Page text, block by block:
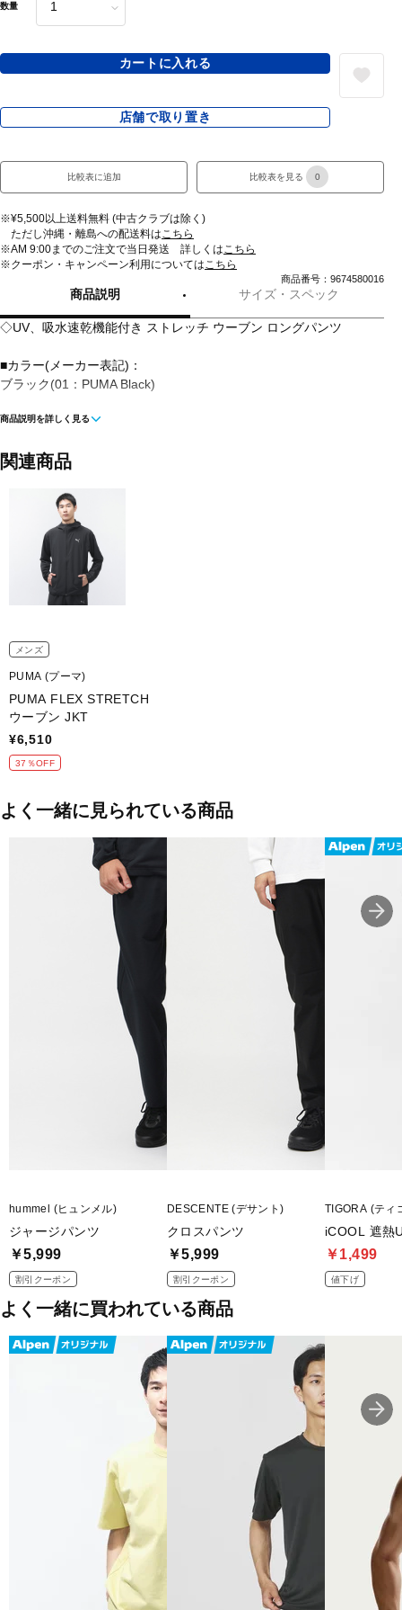
数量
カートに入れる
店舗で取り置き
比較表に追加 比較表を見る 0
※¥5,500以上送料無料 (中古クラブは除く)
ただし沖縄・離島への配送料は こちら
※AM 9:00までのご注文で当日発送 詳しくは こちら
※クーポン・キャンペーン利用については こちら
商品番号：9674580016
商品説明 サイズ・スペック
◇UV、吸水速乾機能付き ストレッチ ウーブン ロングパンツ
■カラー(メーカー表記)：
ブラック(01：PUMA Black)
■素材：
■2026 Spring＆Summer モデル
■メーカー型番：528806
商品説明を詳しく見る
関連商品
メンズ
PUMA (プーマ)
PUMA FLEX STRETCH
ウーブン JKT
¥6,510
37％OFF
よく一緒に見られている商品
hummel (ヒュンメル)
ジャージパンツ
￥5,999
割引クーポン
DESCENTE (デサント)
クロスパンツ
￥5,999
割引クーポン
TIGORA (ティ
iCOOL 遮熱
￥1,499
値下げ
よく一緒に買われている商品